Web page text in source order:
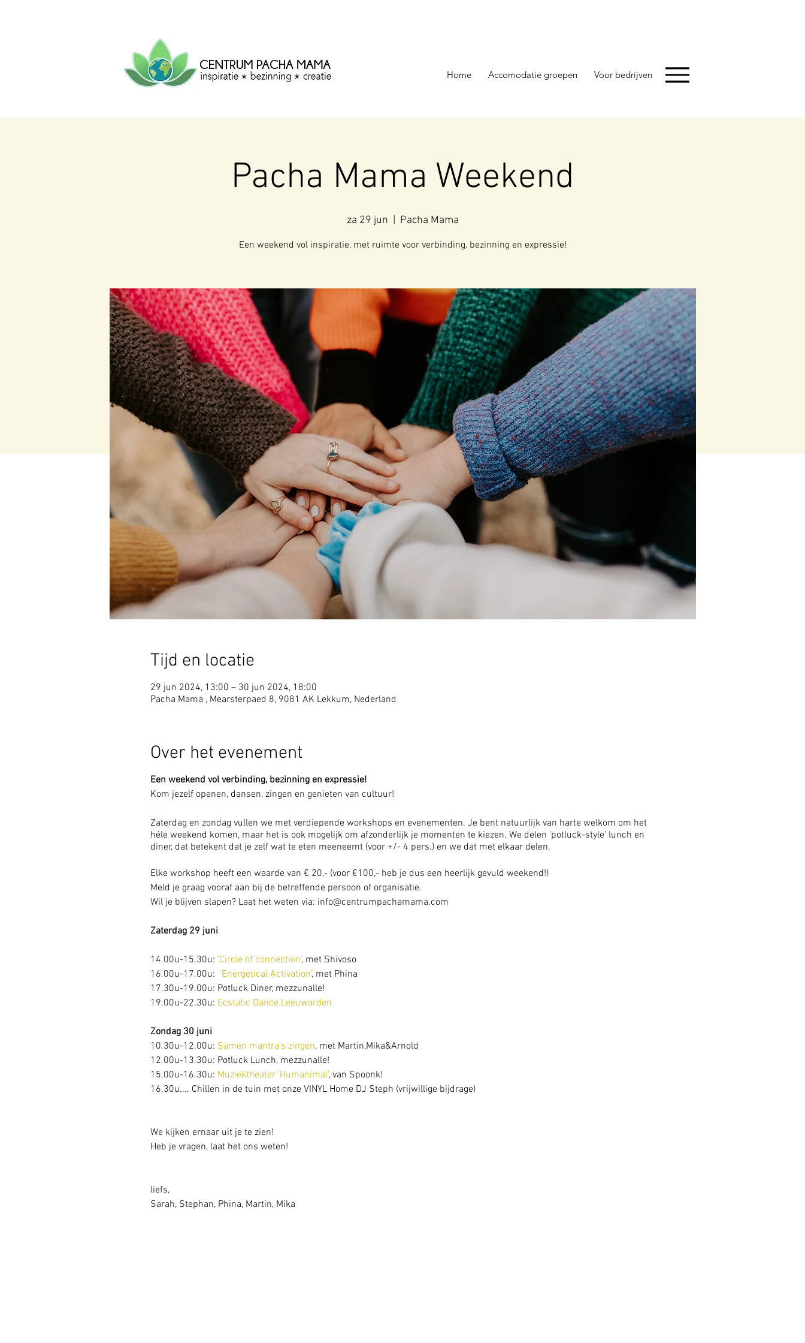
CENTRUM
PACHA
MAMA Centrum voor inspiratie, bezinning &
creatie.
Home Accomodatie groepen Voor bedrijven
Pacha Mama Weekend
za 29 jun Pacha Mama
Een weekend vol inspiratie, met ruimte voor verbinding, bezinning en expressie!
Tijd en locatie
29 jun 2024, 13:00 – 30 jun 2024, 18:00
Pacha Mama , Mearsterpaed 8, 9081 AK Lekkum, Nederland
Over het evenement
Een weekend vol verbinding, bezinning en expressie!
Kom jezelf openen, dansen, zingen en genieten van cultuur!
Zaterdag en zondag vullen we met verdiepende workshops en evenementen. Je bent natuurlijk van harte welkom om het
héle weekend komen, maar het is ook mogelijk om afzonderlijk je momenten te kiezen. We delen 'potluck-style' lunch en
diner, dat betekent dat je zelf wat te eten meeneemt (voor +/- 4 pers.) en we dat met elkaar delen.
Elke workshop heeft een waarde van € 20,- (voor €100,- heb je dus een heerlijk gevuld weekend!)
Meld je graag vooraf aan bij de betreffende persoon of organisatie.
Wil je blijven slapen? Laat het weten via: info@centrumpachamama.com
Zaterdag 29 juni
14.00u-15.30u: 'Circle of connection', met Shivoso
16.00u-17.00u: 'Energetical Activation', met Phina
17.30u-19.00u: Potluck Diner, mezzunalle!
19.00u-22.30u: Ecstatic Dance Leeuwarden
Zondag 30 juni
10.30u-12.00u: Samen mantra's zingen, met Martin,Mika&Arnold
12.00u-13.30u: Potluck Lunch, mezzunalle!
15.00u-16.30u: Muziektheater 'Humanimal', van Spoonk!
16.30u.... Chillen in de tuin met onze VINYL Home DJ Steph (vrijwillige bijdrage)
We kijken ernaar uit je te zien!
Heb je vragen, laat het ons weten!
liefs,
Sarah, Stephan, Phina, Martin, Mika